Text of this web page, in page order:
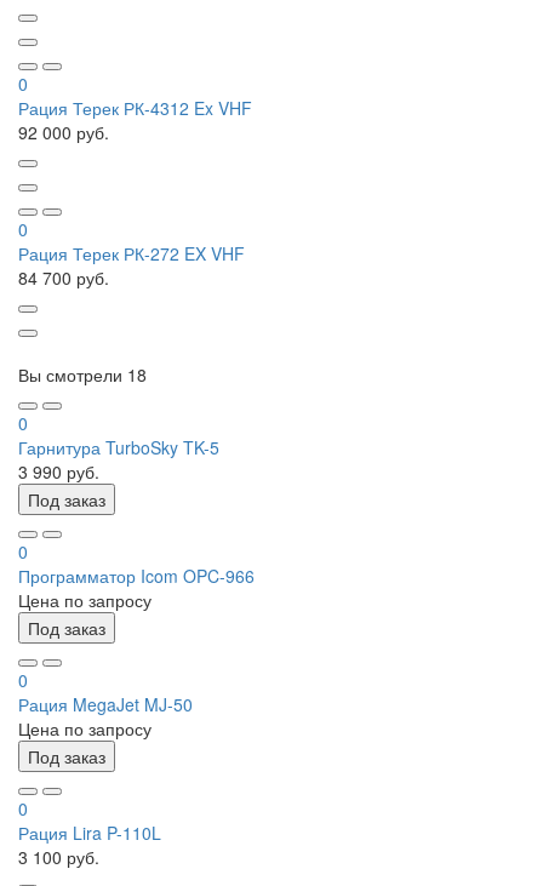
0
Рация Терек РК-4312 Ex VHF
92 000 руб.
0
Рация Терек РК-272 EX VHF
84 700 руб.
Вы смотрели 18
0
Гарнитура TurboSky TK-5
3 990 руб.
Под заказ
0
Программатор Icom OPC-966
Цена по запросу
Под заказ
0
Рация MegaJet MJ-50
Цена по запросу
Под заказ
0
Рация Lira P-110L
3 100 руб.